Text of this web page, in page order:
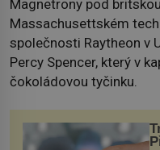
Magnetrony pod
Massachusettském
společnosti Raytheon v
Percy Spencer, který v
čokoládovou tyčinku.